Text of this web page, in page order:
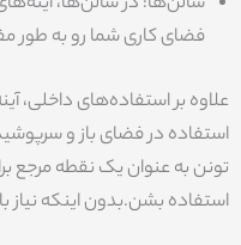
فضای کاری شما رو به طور
علاوه بر استفاده‌های داخلی،
استفاده در فضای باز و
تونن به عنوان یک نقطه مرجع
استفاده بشن.بدون اینکه نیاز